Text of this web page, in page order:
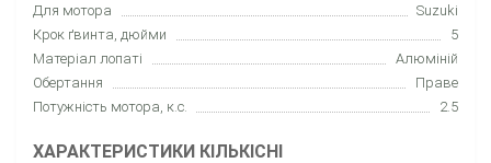
Для мотора
Suzuki
Крок ґвинта, дюйми
5
Матеріал лопаті
Алюміній
Обертання
Праве
Потужність мотора, к.с.
2.5
ХАРАКТЕРИСТИКИ КІЛЬКІСНІ